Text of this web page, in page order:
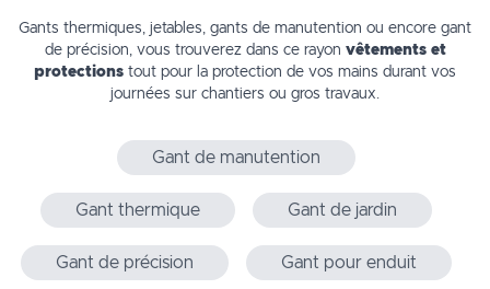
Gants thermiques, jetables, gants de manutention ou encore gant
de précision, vous trouverez dans ce rayon vêtements et
protections tout pour la protection de vos mains durant vos
journées sur chantiers ou gros travaux.
Gant de manutention
Gant thermique Gant de jardin
Gant de précision Gant pour enduit